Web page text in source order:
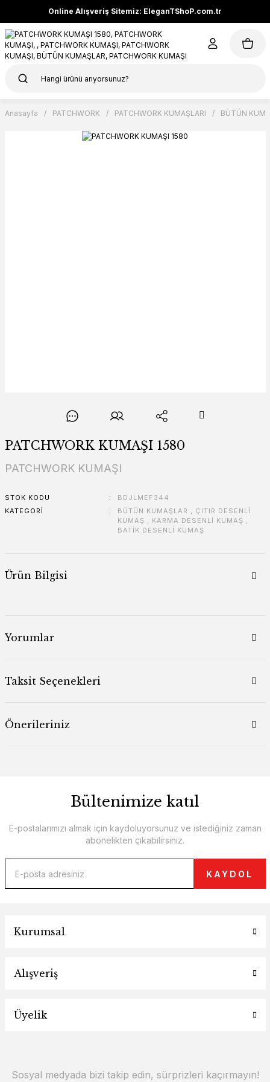
Online Alışveriş Sitemiz: EleganTShoP.com.tr
Anasayfa PATCHWORK PATCHWORK KUMAŞLARI BÜTÜN
PATCHWORK KUMAŞI 1580
PATCHWORK KUMAŞI
STOK KODU
BDJLMEF344
KATEGORI
BÜTÜN KUMAŞLAR , ÇITIR DESENLİ
KUMAŞ , KARMA DESENLİ KUMAŞ ,
BATİK DESENLİ KUMAŞ
Ürün Bilgisi
Yorumlar
Taksit Seçenekleri
Önerileriniz
Bültenimize katıl
E-postalarımızı almak için kaydoluyorsunuz ve istediğiniz zaman
abonelikten çıkabilirsiniz.
KAYDOL
Kurumsal
Alışveriş
Üyelik
Sosyal medyada bizi takip edin, sürprizleri kaçırmayın!